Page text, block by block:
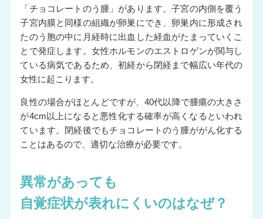
「チョコレートのう腫」があります。子宮の内側を覆う
子宮内膜と同様の組織が卵巣にでき、卵巣内に形成され
たのう胞の中に月経時に出血した経血がたまっていくこ
とで発症します。女性ホルモンのエストロゲンが関与し
ている病気であるため、初経から閉経まで幅広い年代の
女性に起こります。
良性の場合がほとんどですが、40代以降で腫瘍の大きさ
が4cm以上になると悪性化する確率が高くなるといわれ
ています。閉経後でもチョコレートのう腫ががん化する
ことはあるので、適切な治療が必要です。
異常があっても
自覚症状が表れにくいのはなぜ？